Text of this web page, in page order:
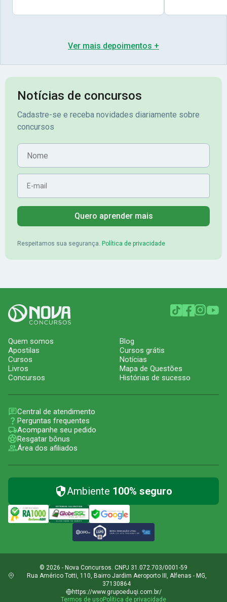
preparação completa, e o resultado
abriu o concurso para o Banco da sua
cidade, o Banrisul. Se tornou
assinante premium e em seguida
mérito no concurso do
Banrisul.Charles Kelvin Friske -
sua vida e
obstáculos
Pimenta -
Ver mais depoimentos +
Notícias de concursos
Cadastre-se e receba novidades diariamente sobre
concursos
Nome
E-mail
Quero aprender mais
Respeitamos sua segurança. Política de privacidade
Quem somos
Apostilas
Cursos
Livros
Concursos
Blog
Cursos grátis
Notícias
Mapa de Questões
Histórias de sucesso
Central de atendimento
Perguntas frequentes
Acompanhe seu pedido
Resgatar bônus
Área dos afiliados
Ambiente 100% seguro
© 2026 - Nova Concursos. CNPJ 31.072.703/0001-59
Rua Américo Totti, 110, Bairro Jardim Aeroporto III, Alfenas - MG,
37130864
https://www.grupoeduqi.com.br/
Termos de usoPolítica de privacidade